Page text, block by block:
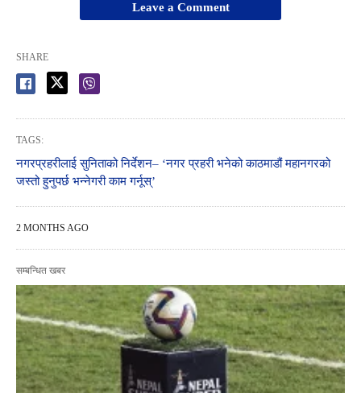
Leave a Comment
SHARE
TAGS:
नगरप्रहरीलाई सुनिताको निर्देशन– ‘नगर प्रहरी भनेको काठमाडौं महानगरको
जस्तो हुनुपर्छ भन्नेगरी काम गर्नूस्’
2 MONTHS AGO
सम्बन्धित खबर